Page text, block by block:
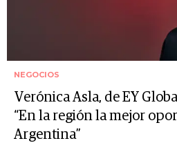
NEGOCIOS
Verónica Asla, de EY
“En la región la mejor
Argentina”